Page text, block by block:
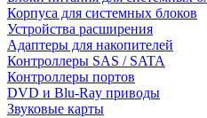
Корпуса для системных блоков
Устройства расширения
Адаптеры для накопителей
Контроллеры SAS / SATA
Контроллеры портов
DVD и Blu-Ray приводы
Звуковые карты